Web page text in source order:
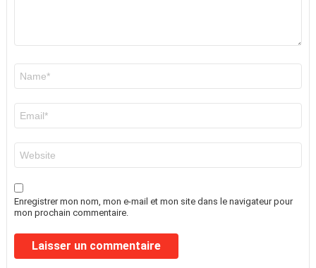
mail
*
web
Enregistrer mon nom, mon e-mail et mon site dans le navigateur pour
mon prochain commentaire.